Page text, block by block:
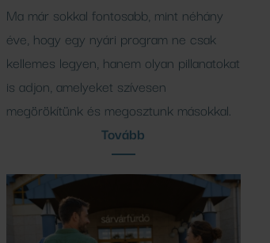
Ma már sokkal fontosabb, mint néhány
éve, hogy egy nyári program ne csak
kellemes legyen, hanem olyan pillanatokat
is adjon, amelyeket szívesen
megörökítünk és megosztunk másokkal.
Tovább